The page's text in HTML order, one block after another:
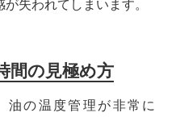
失われてしまいます。
間の見極め方
油の温度管理が非常に